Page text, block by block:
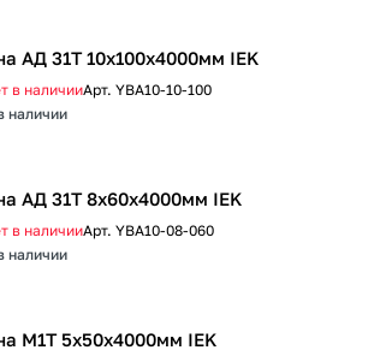
АД 31Т 10х100х4000мм IEK
в наличииАрт. YBA10-10-100
наличии
АД 31Т 8х60х4000мм IEK
в наличииАрт. YBA10-08-060
наличии
М1Т 5х50х4000мм IEK